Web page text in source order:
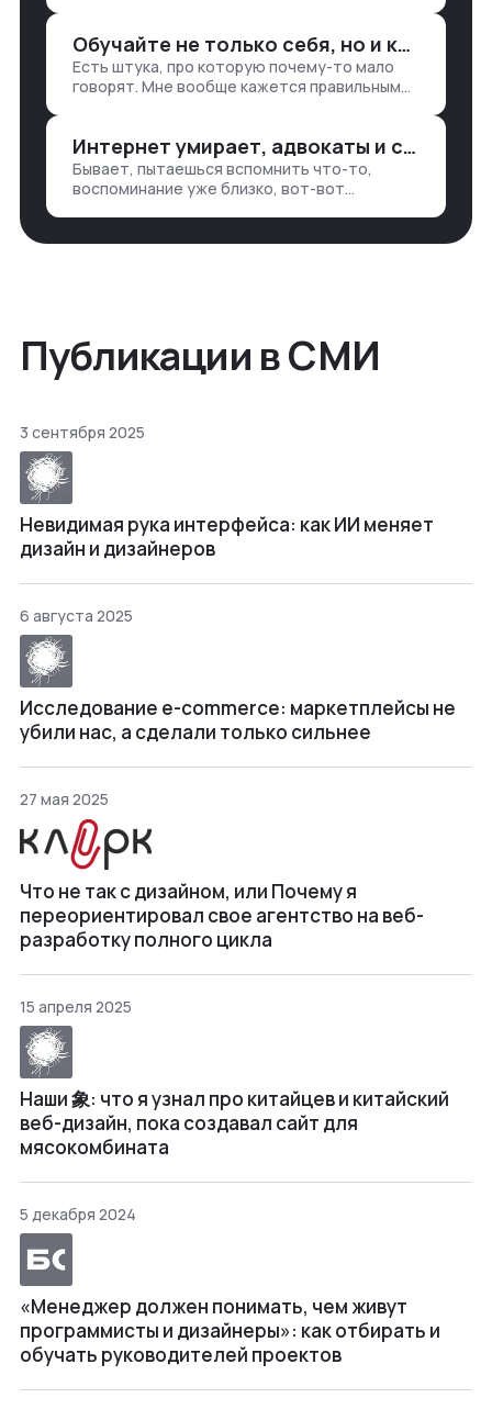
продажи, заявки, прогресс по проекту
— все ручками
Обучайте не только себя, но и клиентов
Есть штука, про которую почему-то мало
говорят. Мне вообще кажется правильным
хватаешь у клиента: е…
Интернет умирает, адвокаты и судьи в растерянности, а я хочу песню
Бывает, пытаешься вспомнить что-то,
воспоминание уже близко, вот-вот
неделями, если сильно не повезе…
Публикации в СМИ
3 сентября 2025
Невидимая рука интерфейса: как ИИ меняет
дизайн и дизайнеров
6 августа 2025
Исследование e-commerce: маркетплейсы не
убили нас, а сделали только сильнее
27 мая 2025
Что не так с дизайном, или Почему я
переориентировал свое агентство на веб-
разработку полного цикла
15 апреля 2025
Наши 象: что я узнал про китайцев и китайский
веб-дизайн, пока создавал сайт для
мясокомбината
5 декабря 2024
«Менеджер должен понимать, чем живут
программисты и дизайнеры»: как отбирать и
обучать руководителей проектов